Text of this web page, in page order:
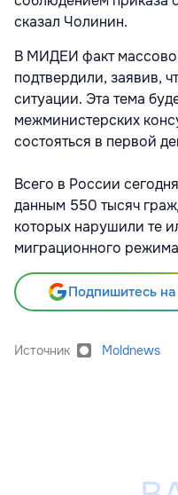
сказал Чолинин.
В МИДЕИ факт
подтвердили, заявив,
ситуации. Эта тема
межминистерских
состояться в первой
Всего в России
данным 550 тысяч
которых нарушили те
миграционного
Подпишитесь
Источник Moldnews